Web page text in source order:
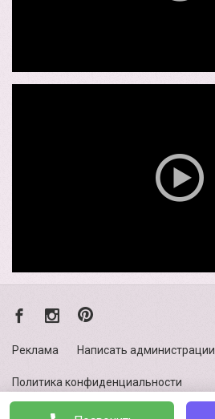
Реклама Написать администрации
Политика конфиденциальности